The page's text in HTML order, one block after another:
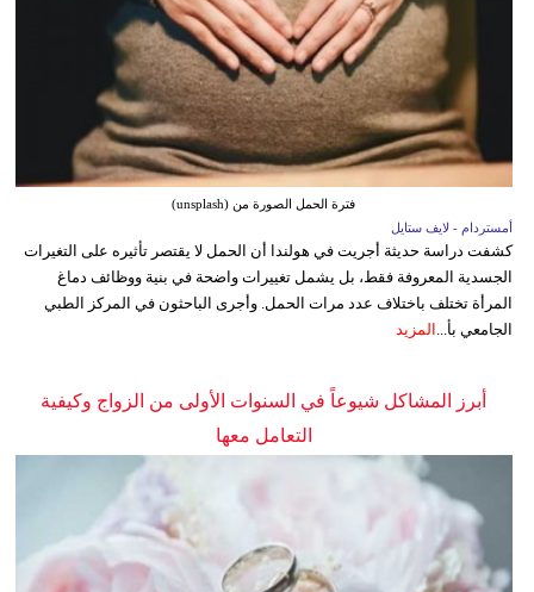
فترة الحمل الصورة من (unsplash)
أمستردام - لايف ستايل
كشفت دراسة حديثة أجريت في هولندا أن الحمل لا يقتصر تأثيره على التغيرات
الجسدية المعروفة فقط، بل يشمل تغييرات واضحة في بنية ووظائف دماغ
المرأة تختلف باختلاف عدد مرات الحمل. وأجرى الباحثون في المركز الطبي
الجامعي بأ... المزيد
أبرز المشاكل شيوعاً في السنوات الأولى من الزواج وكيفية
التعامل معها